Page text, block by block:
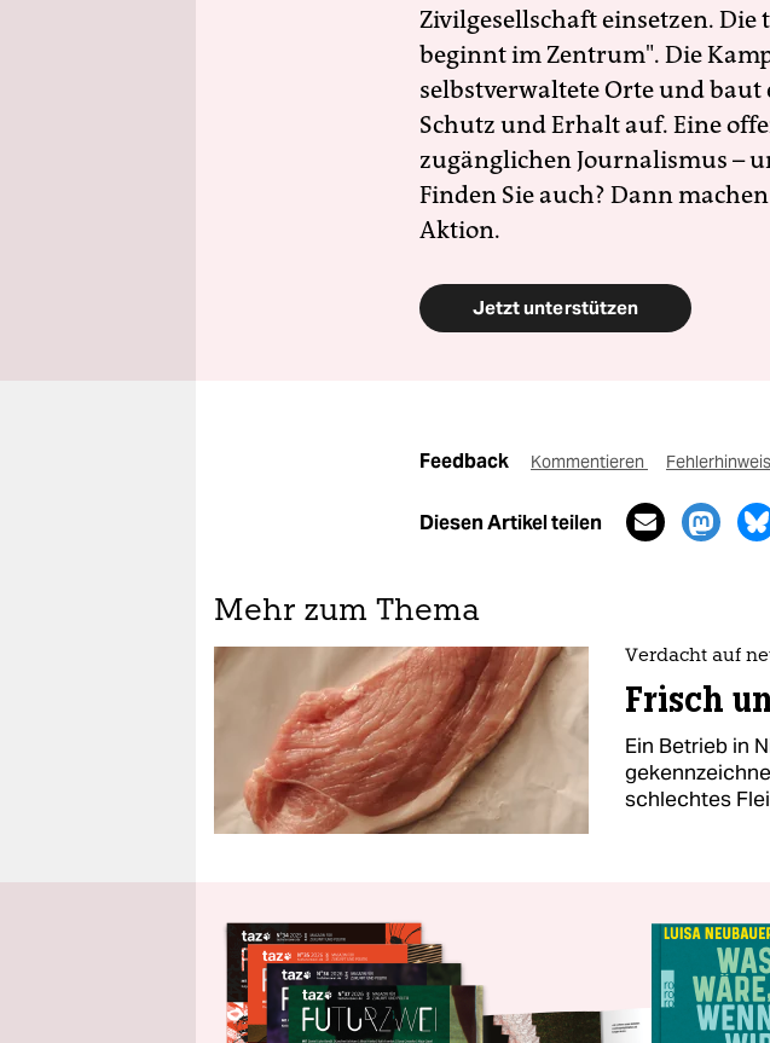
Zivilgesellschaft einsetzen.
beginnt im Zentrum". Die
selbstverwaltete Orte und
Schutz und Erhalt auf. Eine
zugänglichen Journalismus –
Finden Sie auch? Dann
Aktion.
Jetzt unterstützen
Feedback Kommentieren Fehlerhinweis
Diesen Artikel teilen
Mehr zum Thema
Verdacht auf
Frisch
Ein Betrieb in
schlechtes